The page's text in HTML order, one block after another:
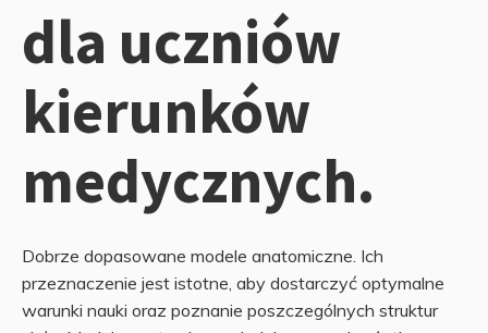
dla uczniów
kierunków
medycznych.
Dobrze dopasowane modele anatomiczne. Ich
przeznaczenie jest istotne, aby dostarczyć optymalne
warunki nauki oraz poznanie poszczególnych struktur